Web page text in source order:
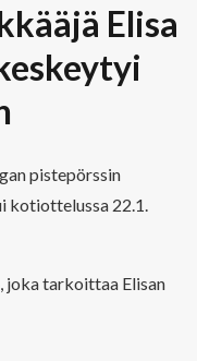
Elisa
pistepörssin
kotiottelussa 22.1.
joka tarkoittaa Elisan